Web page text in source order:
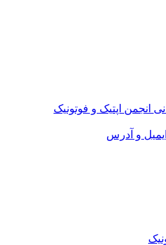
اپتیک و فوتونیک
و آدرس